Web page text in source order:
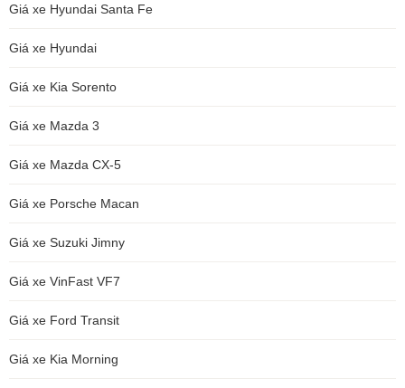
Giá xe Hyundai Santa Fe
Giá xe Hyundai
Giá xe Kia Sorento
Giá xe Mazda 3
Giá xe Mazda CX-5
Giá xe Porsche Macan
Giá xe Suzuki Jimny
Giá xe VinFast VF7
Giá xe Ford Transit
Giá xe Kia Morning